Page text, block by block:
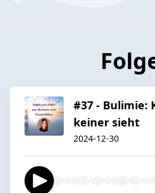
#37 - Bulimie:
keiner sieht
2024-12-30